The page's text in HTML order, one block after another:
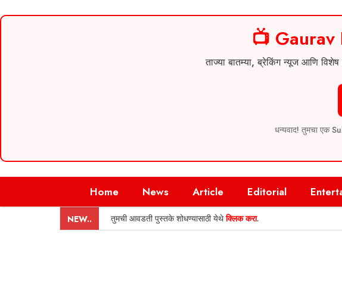
📺 Gaurav
ताज्या बातम्या, ब्रेकिंग न्यूज आणि
धन्यवाद! तुमचा एक
Home News Article Editorial
NEW.. तुमची आवडती पुस्तके शोधण्यासाठी येथेक्लिक करा.